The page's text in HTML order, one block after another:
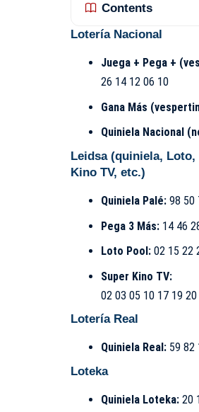
Contents
Lotería Nacional
Juega + Pega +
26 14 12 06 10
Gana Más
Quiniela Nacional
Leidsa(quiniela, Loto,
Kino TV, etc.)
Quiniela Palé:98 50
Pega 3 Más:14 46
Loto Pool:02 15 22
Super Kino TV:
02 03 05 10 17 19
Lotería Real
Quiniela Real:59 82
Loteka
Quiniela Loteka:20